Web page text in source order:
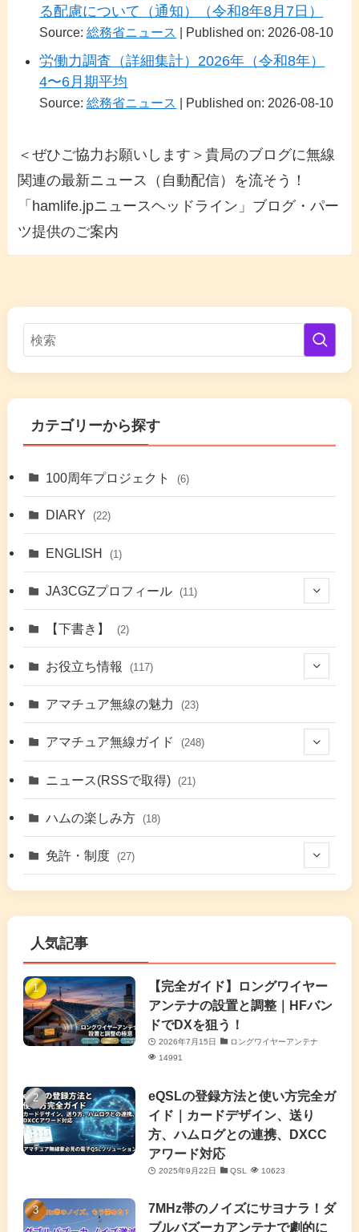
る配慮について（通知）（令和8年8月7日）
Source:総務省ニュース Published on: 2026-08-10
労働力調査（詳細集計）2026年（令和8年）
4〜6月期平均
Source:総務省ニュース Published on: 2026-08-10
＜ぜひご協力お願いします＞貴局のブログに無線
関連の最新ニュース（自動配信）を流そう！
「hamlife.jpニュースヘッドライン」ブログ・パー
ツ提供のご案内
カテゴリーから探す
100周年プロジェクト (6)
DIARY (22)
ENGLISH (1)
JA3CGZプロフィール (11)
(7)
【下書き】 (2)
お役立ち情報 (117)
(48)
(9)
(17)
(6)
アマチュア無線の魅力 (23)
アマチュア無線ガイド (248)
(42)
(5)
(1)
(4)
(3)
(41)
(7) (7)
(16)
(7)
(6)
(20)
(63)
(7)
(5)
(4)
(2)
(5)
(11)
ニュース(RSSで取得) (21)
ハムの楽しみ方 (18)
免許・制度 (27)
(5)
(4)
(1)
人気記事
【完全ガイド】ロングワイヤー
アンテナの設置と調整｜HFバン
ドでDXを狙う！
2026年7月15日
ロングワイヤーアンテナ
14991
eQSLの登録方法と使い方完全ガ
イド｜カードデザイン、送り
方、ハムログとの連携、DXCC
アワード対応
2025年9月22日 QSL 10623
7MHz帯のノイズにサヨナラ！ダ
ブルバズーカアンテナで劇的に